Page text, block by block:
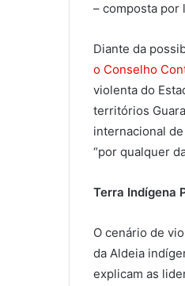
– composta por
Diante da
o Conselho
violenta do
territórios
internacional
“por qualquer
Terra Indígena
O cenário de
da Aldeia
explicam as